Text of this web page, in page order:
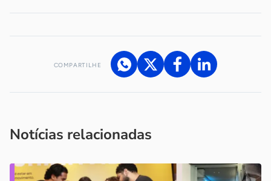
COMPARTILHE
Notícias relacionadas